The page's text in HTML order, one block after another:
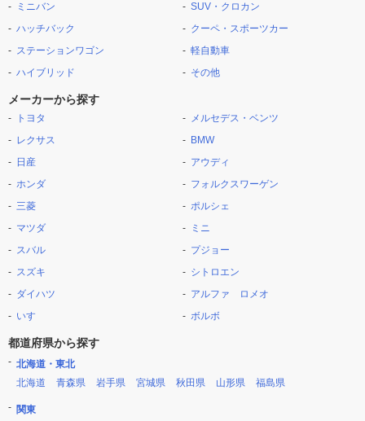
ミニバン
ハッチバック
ステーションワゴン
ハイブリッド
SUV・クロカン
クーペ・スポーツカー
軽自動車
その他
メーカーから探す
トヨタ
レクサス
日産
ホンダ
三菱
マツダ
スバル
スズキ
ダイハツ
いすゞ
メルセデス・ベンツ
BMW
アウディ
フォルクスワーゲン
ポルシェ
ミニ
プジョー
シトロエン
アルファ ロメオ
ボルボ
都道府県から探す
北海道・東北
北海道
青森県 岩手県 宮城県 秋田県 山形県 福島県
関東